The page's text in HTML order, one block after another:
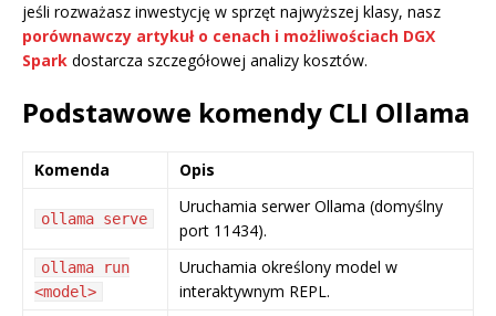
jeśli rozważasz inwestycję w sprzęt najwyższej klasy, nasz
porównawczy artykuł o cenach i możliwościach DGX
Spark dostarcza szczegółowej analizy kosztów.
Podstawowe komendy CLI Ollama
Komenda Opis
ollama serve
Uruchamia serwer Ollama (domyślny
port 11434).
ollama run
<model>
Uruchamia określony model w
interaktywnym REPL.